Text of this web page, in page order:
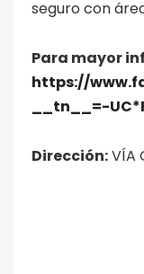
seguro con
Para mayor
https://
__tn__=-
Dirección:VÍA